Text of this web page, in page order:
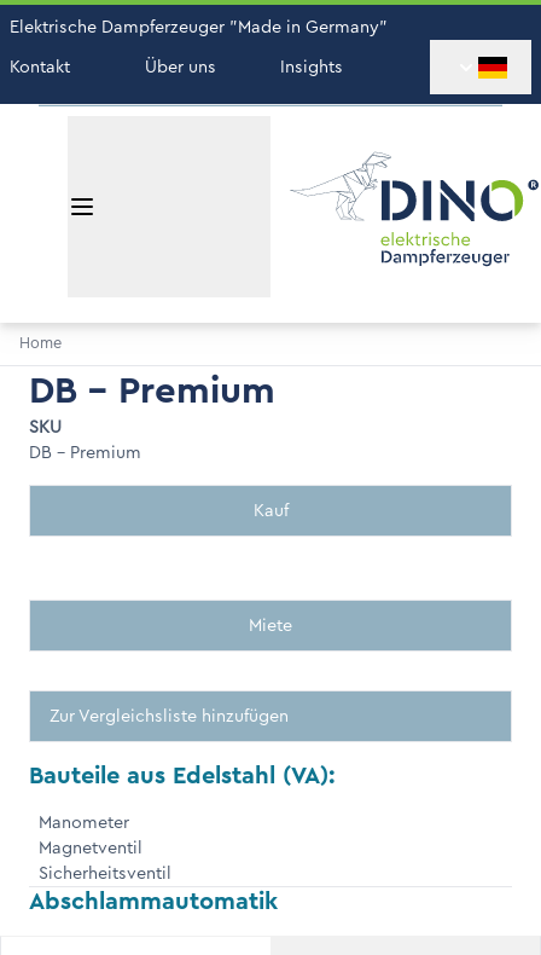
Elektrische Dampferzeuger "Made in Germany"
Kontakt
Über uns Insights
Home
DB - Premium
SKU
DB - Premium
Kauf
Miete
Zur Vergleichsliste hinzufügen
Bauteile aus Edelstahl (VA):
Manometer
Magnetventil
Sicherheitsventil
Abschlammautomatik